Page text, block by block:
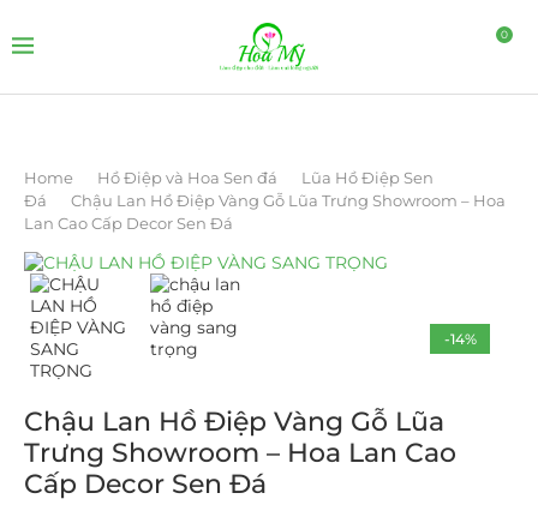
0
Home Hồ Điệp và Hoa Sen đá
Lũa Hồ Điệp Sen
Đá
Chậu Lan Hồ Điệp Vàng Gỗ Lũa Trưng Showroom – Hoa
Lan Cao Cấp Decor Sen Đá
-14%
Chậu Lan Hồ Điệp Vàng Gỗ Lũa
Trưng Showroom – Hoa Lan Cao
Cấp Decor Sen Đá